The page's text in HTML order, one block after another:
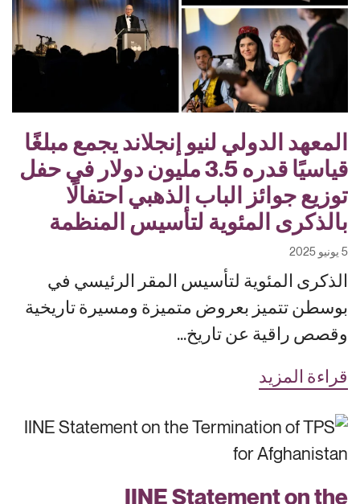
المعهد الدولي لنيو إنجلاند يجمع مبلغًا
قياسيًا قدره 3.5 مليون دولار في حفل
توزيع جوائز الباب الذهبي احتفالًا
بالذكرى المئوية لتأسيس المنظمة
5 يونيو 2025
الذكرى المئوية لتأسيس المقر الرئيسي في
بوسطن تتميز بعروض متميزة ومسيرة تاريخية
وقصص راقية عن تاريخ...
قراءة المزيد
IINE Statement on the